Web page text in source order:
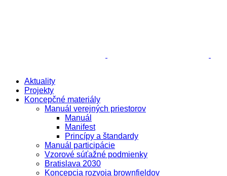
Aktuality
Projekty
Koncepčné materiály
Manuál verejných priestorov
Manuál
Manifest
Princípy a štandardy
Manuál participácie
Vzorové súťažné podmienky
Bratislava 2030
Koncepcia rozvoja brownfieldov